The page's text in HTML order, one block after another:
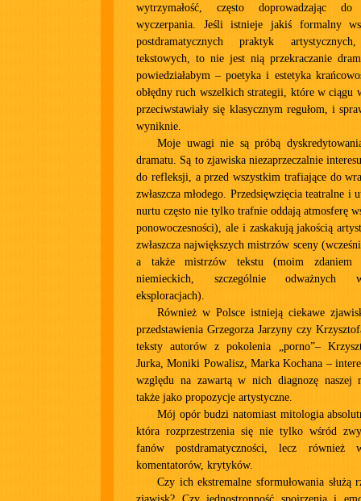
wytrzymałość, często doprowadzając
wyczerpania. Jeśli istnieje jakiś formalny
postdramatycznych praktyk
tekstowych, to nie jest nią przekraczanie
powiedziałabym – poetyka i estetyka
obłędny ruch wszelkich strategii, które w ciągu
przeciwstawiały się klasycznym regułom, i
wyniknie.
Moje uwagi nie są próbą
dramatu. Są to zjawiska niezaprzeczalnie
do refleksji, a przed wszystkim trafiające do
zwłaszcza młodego. Przedsięwzięcia teatralne i
nurtu często nie tylko trafnie oddają atmosferę
ponowoczesności), ale i zaskakują jakością
zwłaszcza największych mistrzów sceny
a także mistrzów tekstu (moim zdaniem
niemieckich, szczególnie odważnych
eksploracjach).
Również w Polsce istnieją ciekawe
przedstawienia Grzegorza Jarzyny czy
teksty autorów z pokolenia „porno”–
Jurka, Moniki Powalisz, Marka Kochana –
względu na zawartą w nich diagnozę naszej
także jako propozycje artystyczne.
Mój opór budzi natomiast mitologia
która rozprzestrzenia się nie tylko wśród
fanów postdramatyczności, lecz również
komentatorów, krytyków.
Czy ich ekstremalne sformułowania służą